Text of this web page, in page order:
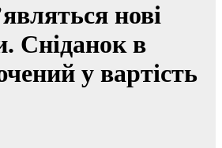
нові
Сніданок в
у вартість